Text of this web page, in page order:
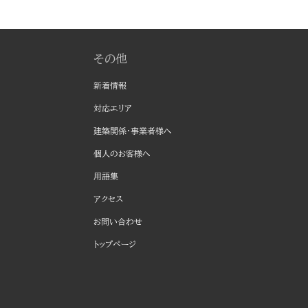
その他
新着情報
対応エリア
建築関係・事業者様へ
個人のお客様へ
用語集
アクセス
お問い合わせ
トップページ